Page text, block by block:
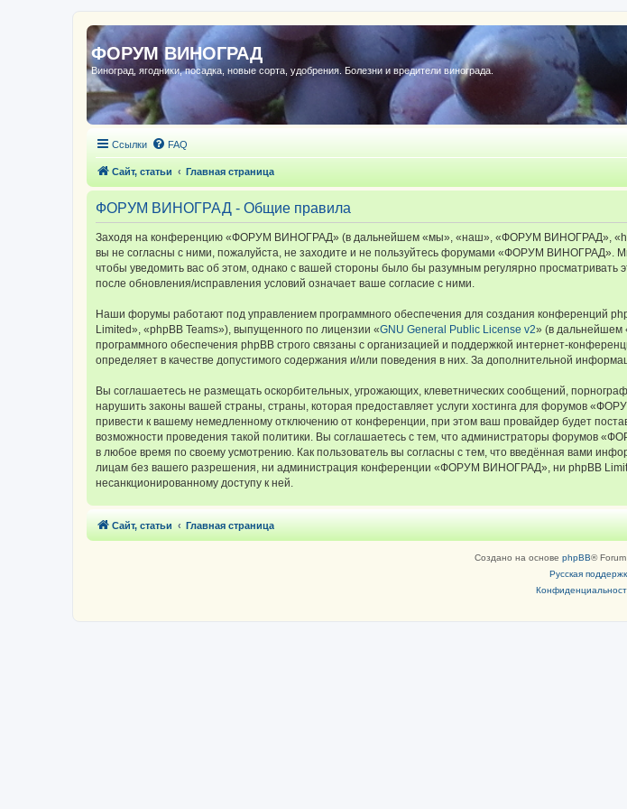
ФОРУМ ВИНОГРАД
Виноград, ягодники, посадка, новые сорта, удобрения. Болезни и вредители винограда.
Ссылки FAQ
Сайт, статьи Главная страница
ФОРУМ ВИНОГРАД - Общие правила
Заходя на конференцию «ФОРУМ ВИНОГРАД» (в дальнейшем «мы», «наш», «ФОРУМ ВИНОГРАД»,
вы не согласны с ними, пожалуйста, не заходите и не пользуйтесь форумами «ФОРУМ ВИНОГРАД».
чтобы уведомить вас об этом, однако с вашей стороны было бы разумным регулярно
после обновления/исправления условий означает ваше согласие с ними.
Наши форумы работают под управлением программного обеспечения для создания конференций
Limited», «phpBB Teams»), выпущенного по лицензии «GNU General Public License v2» (в дальнейшем
программного обеспечения phpBB строго связаны с организацией и поддержкой интернет-
определяет в качестве допустимого содержания и/или поведения в них. За дополнительной
Вы соглашаетесь не размещать оскорбительных, угрожающих, клеветнических сообщений,
нарушить законы вашей страны, страны, которая предоставляет услуги хостинга для форумов
привести к вашему немедленному отключению от конференции, при этом ваш провайдер будет
возможности проведения такой политики. Вы соглашаетесь с тем, что администраторы форумов
в любое время по своему усмотрению. Как пользователь вы согласны с тем, что введённая вами
лицам без вашего разрешения, ни администрация конференции «ФОРУМ ВИНОГРАД», ни phpBB
несанкционированному доступу к ней.
Сайт, статьи Главная страница
Создано на основе phpBB®
Русская